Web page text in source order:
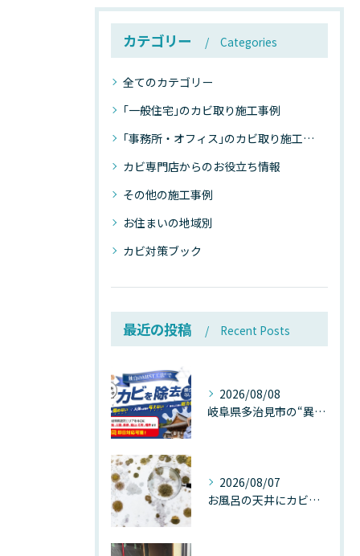
カテゴリー Categories
全てのカテゴリー
｢一般住宅｣のカビ取り施工事例
｢事務所・オフィス｣のカビ取り施工事例
カビ専門店からのお役立ち情報
その他の施工事例
お住まいの地域別
カビ対策ブック
最近の投稿 Recent Posts
2026/08/08
岐阜県多治見市の“異常な高温”が建物内部を破壊する──深層カビが急増する危険な温度差の正体
2026/08/07
お風呂の天井にカビが生えたら要注意！2026年8月の猛暑・高湿度で急増する浴室カビの原因と正しい対策